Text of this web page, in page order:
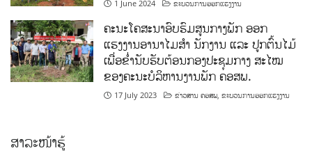
1 June 2024 ຂະບວນການອອກແຮງງານ
ຄະນະໂຄສະນາອົບຮົມສູນກາງພັກ ອອກ
ແຮງງານອານາໄມສໍາ ນັກງານ ແລະ ປູກຕົ້ນໄມ້
ເພື່ອຂໍ່ານັບຮັບຕ້ອນກອງປະຊຸມກາງ ສະໄໝ
ຂອງຄະນະບໍລິຫານງານພັກ ຄອສພ.
17 July 2023 ຂ່າວສານ ຄອສພ ,ຂະບວນການອອກແຮງງານ
ສາລະໜ້າຮູ້